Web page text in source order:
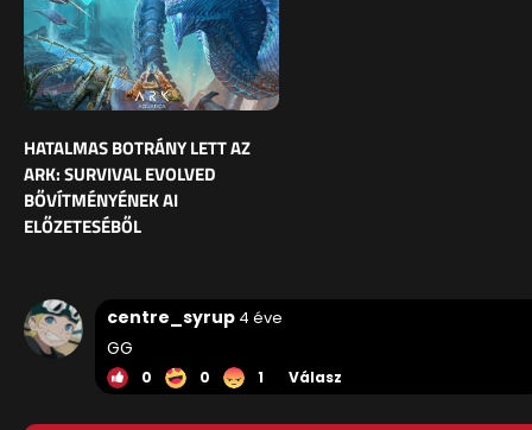
HATALMAS BOTRÁNY LETT AZ
ARK: SURVIVAL EVOLVED
BŐVÍTMÉNYÉNEK AI
ELŐZETESÉBŐL
centre_syrup 4 éve
GG
0 0 1 Válasz